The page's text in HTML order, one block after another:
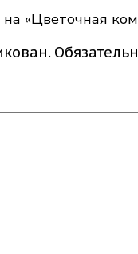
«Цветочная